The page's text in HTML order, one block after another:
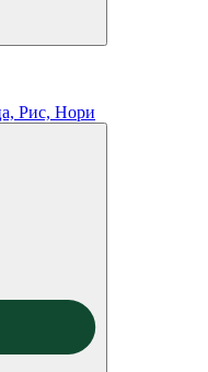
Рис, Нори